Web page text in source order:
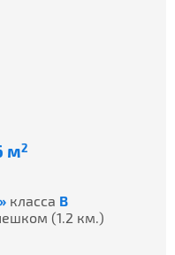
м2
класса B
(1.2 км.)